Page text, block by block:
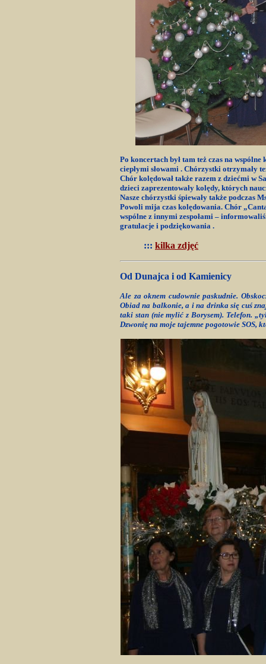
Po koncertach był tam też czas na
ciepłymi słowami . Chórzystki otrzymały
Chór kolędował także razem z dziećmi w
dzieci zaprezentowały kolędy, których
Nasze chórzystki śpiewały także podczas
Powoli mija czas kolędowania. Chór
wspólne z innymi zespołami –
gratulacje i podziękowania .
::: kilka zdjęć
Od Dunajca i od Kamienicy
Ale za oknem cudownie paskudnie.
Obiad na balkonie, a i na drinka się cuś
taki stan (nie mylić z Borysem). Telefon.
Dzwonię na moje tajemne pogotowie SOS,